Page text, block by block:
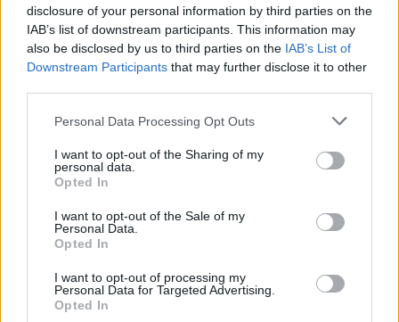
disclosure of your personal information by third parties on the
IAB’s list of downstream participants. This information may
also be disclosed by us to third parties on the IAB’s List of
Downstream Participants that may further disclose it to other
Please note that this website/app uses one or more Google
not limited to your visit or usage behaviour. You may click to
grant or deny consent to Google and its third-party tags to
use your data for below specified purposes in below Google
consent section.
Personal Data Processing Opt Outs
I want to opt-out of the Sharing of my
personal data.
Opted In
I want to opt-out of the Sale of my
Personal Data.
Opted In
I want to opt-out of processing my
Personal Data for Targeted Advertising.
Opted In
HARTMANN Gergely győri építész, vagy svájci kollégája,
Peter SÄGESSER, az ostarchitektur.com honlap
működtetője.
alapító szervezeteinek jelenlévő tagjai moderálják: a
budapesti Kortárs Építészeti Központot ERŐ Zoltán, a
pozsonyi Archimerát Martin ZAIČEK, a brnói 4AM-et Šarka
SVOBODOVÁ és Jaroslav SEDLÁK képviselik, míg CSÓKA
Transmodern szervezőiként vesznek részt az
eseményekben. A Collegium Hungaricum Berlin